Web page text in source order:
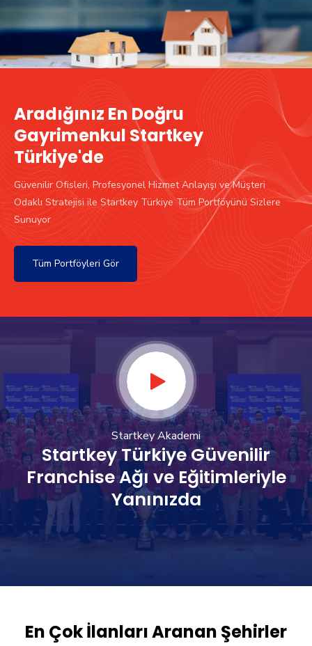
Aradığınız En Doğru
Gayrimenkul Startkey
Türkiye'de
Güvenilir Ofisleri, Profesyonel Hizmet Anlayışı ve Müşteri
Odaklı Stratejisi ile Startkey Türkiye Tüm Portföyünü Sizlere
Sunuyor
Tüm Portföyleri Gör
Startkey Akademi
Startkey Türkiye Güvenilir
Franchise Ağı ve Eğitimleriyle
Yanınızda
En Çok İlanları Aranan Şehirler